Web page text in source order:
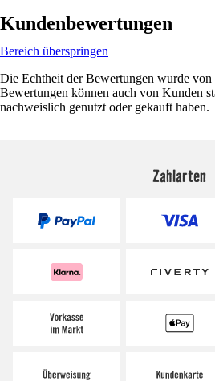
Kundenbewertungen
Bereich überspringen
Die Echtheit der Bewertungen wurde von
Bewertungen können auch von Kunden
nachweislich genutzt oder gekauft haben.
Zahlarten